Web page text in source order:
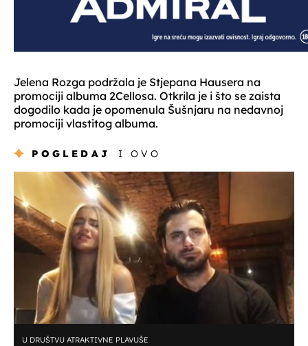
Jelena Rozga podržala je Stjepana Hausera na
promociji albuma 2Cellosa. Otkrila je i što se zaista
dogodilo kada je opomenula Šušnjaru na nedavnoj
promociji vlastitog albuma.
POGLEDAJ I OVO
U DRUŠTVU ATRAKTIVNE PLAVUŠE